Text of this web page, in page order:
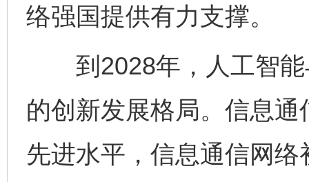
络强国提供有力支撑。
到2028年，人工智能
的创新发展格局。信息
先进水平，信息通信网